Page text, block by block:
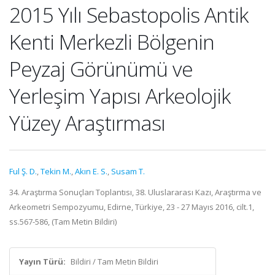
2015 Yılı Sebastopolis Antik
Kenti Merkezli Bölgenin
Peyzaj Görünümü ve
Yerleşim Yapısı Arkeolojik
Yüzey Araştırması
Ful Ş. D.,Tekin M.,Akın E. S., Susam T.
34. Araştırma Sonuçları Toplantısı, 38. Uluslararası Kazı, Araştırma ve
Arkeometri Sempozyumu, Edirne, Türkiye, 23 - 27 Mayıs 2016, cilt.1,
ss.567-586, (Tam Metin Bildiri)
Yayın Türü: Bildiri / Tam Metin Bildiri